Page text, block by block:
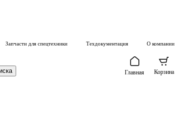
Запчасти для спецтехники Техдокументация О компании
Главная Корзина